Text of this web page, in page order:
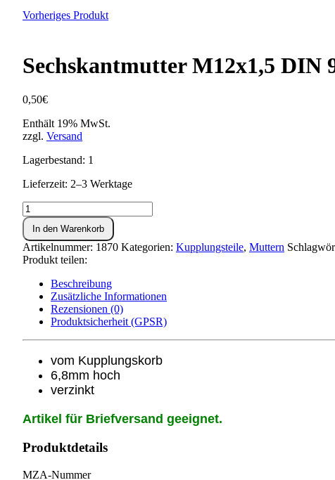
Vorheriges Produkt
Sechskantmutter M12x1,5 DIN
0,50€
Enthält 19% MwSt.
zzgl. Versand
Lagerbestand: 1
Lieferzeit: 2–3 Werktage
Sechskantmutter
M12x1,5
DIN
936
(6,8mm
Menge
In den Warenkorb
Artikelnummer: 1870 Kategorien: Kupplungsteile, Muttern
Produkt teilen:
Beschreibung
Zusätzliche Informationen
Rezensionen (0)
Produktsicherheit (GPSR)
vom Kupplungskorb
6,8mm hoch
verzinkt
Artikel für Briefversand geeignet.
Produktdetails
MZA-Nummer